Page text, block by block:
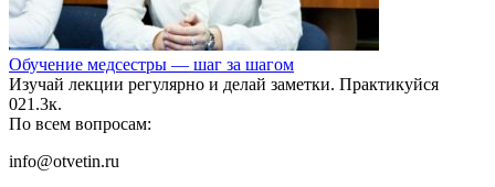
Обучение медсестры — шаг за шагом
Изучай лекции регулярно и делай заметки. Практикуйся
021.3к.
По всем вопросам:
info@otvetin.ru